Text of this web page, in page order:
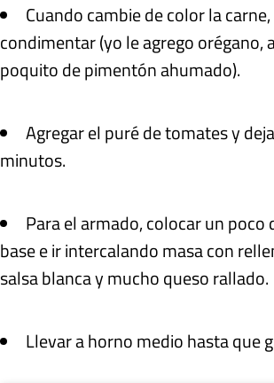
Cuando cambie de color la
condimentar (yo le agrego orégano,
poquito de pimentón ahumado).
Agregar el puré de tomates y
minutos.
Para el armado, colocar un poco
base e ir intercalando masa con
salsa blanca y mucho queso rallado.
Llevar a horno medio hasta que